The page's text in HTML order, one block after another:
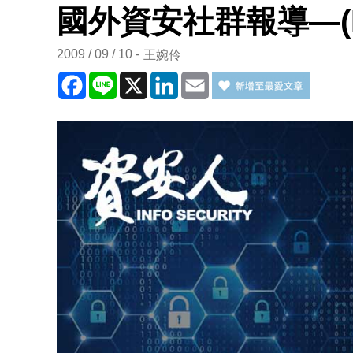
國外資安社群報導
2009 / 09 / 10 王婉伶
Facebook
Line X LinkedInEmail